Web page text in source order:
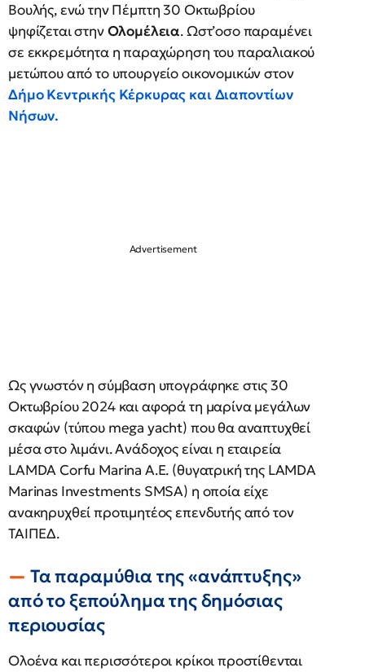
Βουλής, ενώ την Πέμπτη 30 Οκτωβρίου
ψηφίζεται στηνΟλομέλεια. Ωστ’οσο παραμένει
σε εκκρεμότητα η παραχώρηση του παραλιακού
μετώπου από το υπουργείο οικονομικών στον
Δήμο Κεντρικής Κέρκυρας και Διαποντίων
Νήσων.
Ως γνωστόν η σύμβαση υπογράφηκε στις 30
Οκτωβρίου 2024 και αφορά τη μαρίνα μεγάλων
σκαφών (τύπου mega yacht) που θα αναπτυχθεί
μέσα στο λιμάνι. Ανάδοχος είναι η εταιρεία
LAMDA Corfu Marina Α.Ε. (θυγατρική της LAMDA
Marinas Investments SMSA) η οποία είχε
ανακηρυχθεί προτιμητέος επενδυτής από τον
ΤΑΙΠΕΔ.
Τα παραμύθια της «ανάπτυξης»
από το ξεπούλημα της δημόσιας
περιουσίας
Ολοένα και περισσότεροι κρίκοι προστίθενται